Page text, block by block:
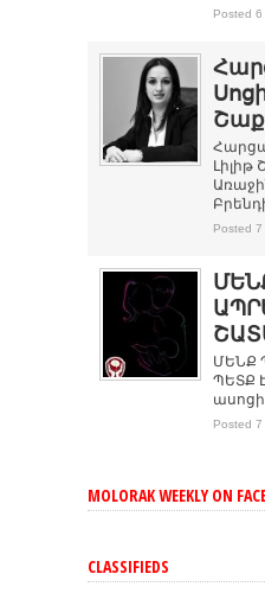
Posted
Posted 7
ՄԵՆՔ
ՊԵՏՔ
Posted 7
MOLORAK WEEKLY ON
CLASSIFIEDS